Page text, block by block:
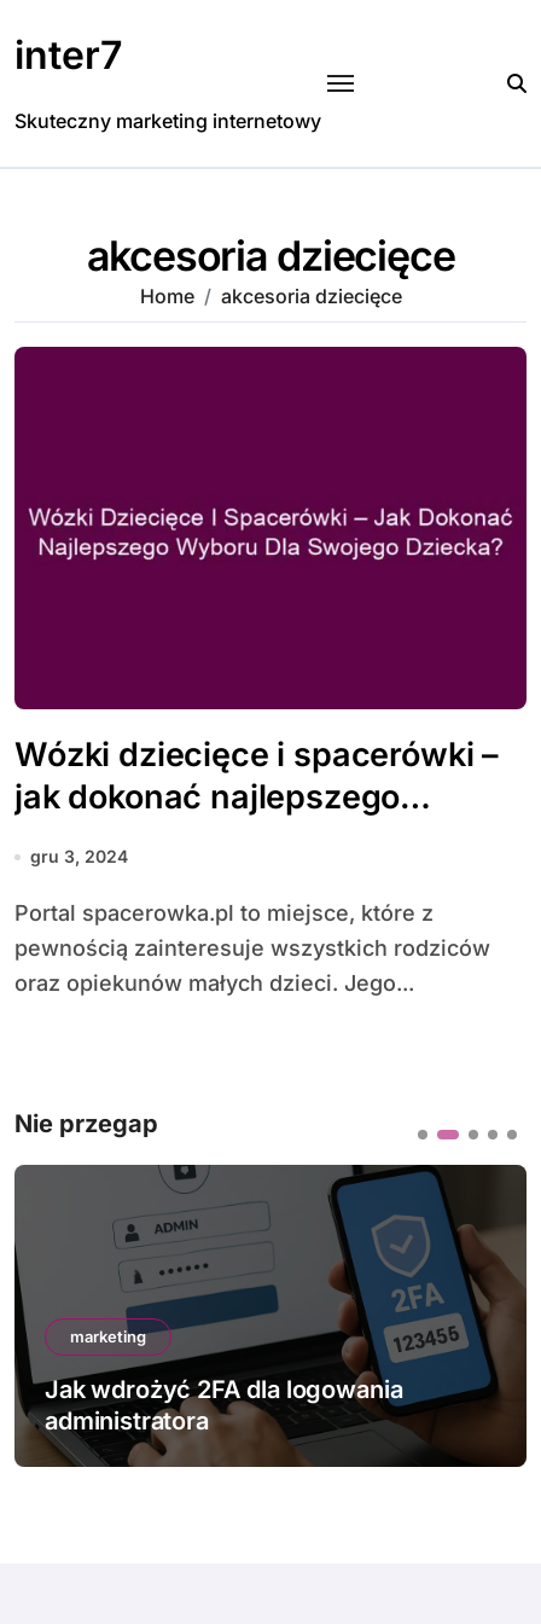
to
content
inter7
Skuteczny marketing internetowy
akcesoria dziecięce
Home akcesoria dziecięce
Wózki dziecięce i spacerówki –
jak dokonać najlepszego
wyboru dla swojego dziecka?
gru 3, 2024
Portal spacerowka.pl to miejsce, które z
pewnością zainteresuje wszystkich rodziców
oraz opiekunów małych dzieci. Jego...
Nie przegap
marketing
Jak wdrożyć 2FA dla logowania
administratora